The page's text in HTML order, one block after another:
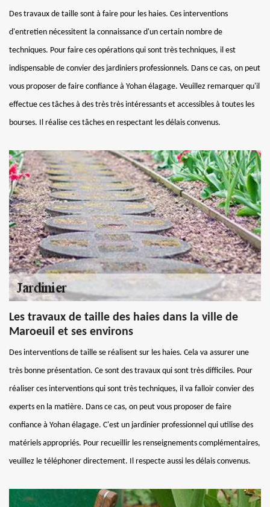
Des travaux de taille sont à faire pour les haies. Ces interventions
d'entretien nécessitent la connaissance d'un certain nombre de
techniques. Pour faire ces opérations qui sont très techniques, il est
indispensable de convier des jardiniers professionnels. Dans ce cas, on peut
vous proposer de faire confiance à Yohan élagage. Veuillez remarquer qu'il
effectue ces tâches à des très très intéressants et accessibles à toutes les
bourses. Il réalise ces tâches en respectant les délais convenus.
Les travaux de taille des haies dans la ville de
Maroeuil et ses environs
Des interventions de taille se réalisent sur les haies. Cela va assurer une
très bonne présentation. Ce sont des travaux qui sont très difficiles. Pour
réaliser ces interventions qui sont très techniques, il va falloir convier des
experts en la matière. Dans ce cas, on peut vous proposer de faire
confiance à Yohan élagage. C'est un jardinier professionnel qui utilise des
matériels appropriés. Pour recueillir les renseignements complémentaires,
veuillez le téléphoner directement. Il respecte aussi les délais convenus.